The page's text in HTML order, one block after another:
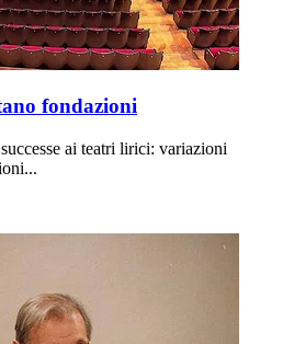
fondazioni
ai teatri lirici: variazioni